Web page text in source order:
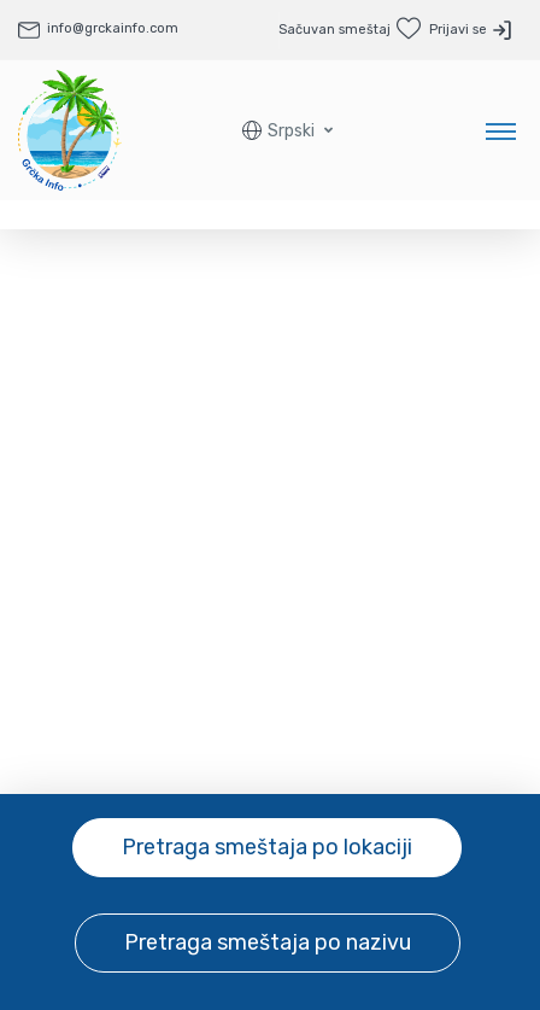
info@grckainfo.com Sačuvan smeštaj Prijavi se
Srpski
Pretraga smeštaja po lokaciji
Pretraga smeštaja po nazivu